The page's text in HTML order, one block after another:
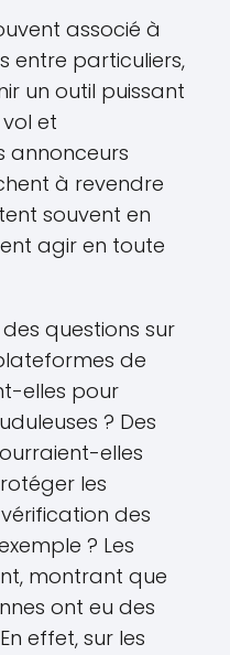
associé à
entre particuliers,
un outil puissant
et
annonceurs
à revendre
souvent en
agir en toute
questions sur
de
elles pour
? Des
elles
les
des
? Les
montrant que
ont eu des
effet, sur les